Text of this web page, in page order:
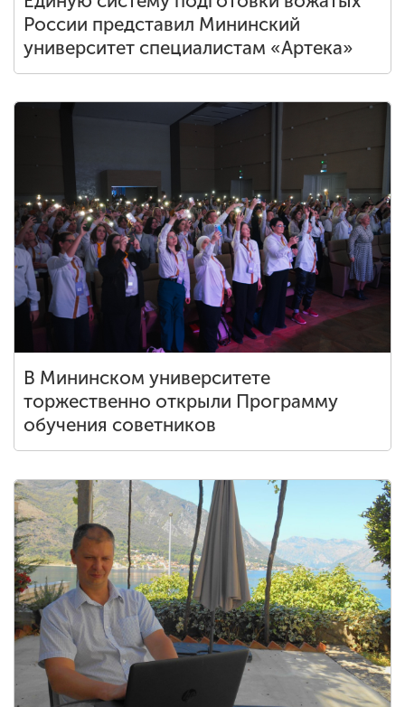
России представил Мининский
университет специалистам «Артека»
В Мининском университете
торжественно открыли Программу
обучения советников